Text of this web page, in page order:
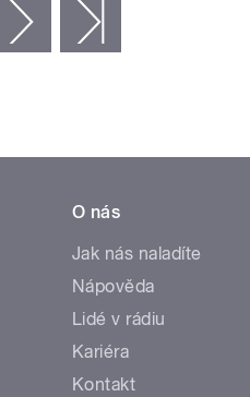
následující ›
O nás
Jak nás naladíte
Nápověda
Lidé v rádiu
Kariéra
Kontakt